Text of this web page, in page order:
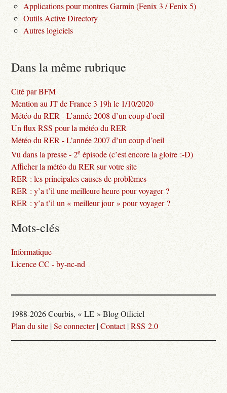
Applications pour montres Garmin (Fenix 3 / Fenix 5)
Outils Active Directory
Autres logiciels
Dans la même rubrique
Cité par BFM
Mention au JT de France 3 19h le 1/10/2020
Météo du RER - L’année 2008 d’un coup d’oeil
Un flux RSS pour la météo du RER
Météo du RER - L’année 2007 d’un coup d’oeil
Vu dans la presse - 2e épisode (c’est encore la gloire :-D)
Afficher la météo du RER sur votre site
RER : les principales causes de problèmes
RER : y’a t’il une meilleure heure pour voyager ?
RER : y’a t’il un « meilleur jour » pour voyager ?
Mots-clés
Informatique
Licence CC - by-nc-nd
1988-2026 Courbis, « LE » Blog Officiel
Plan du site |Se connecter|Contact|RSS 2.0